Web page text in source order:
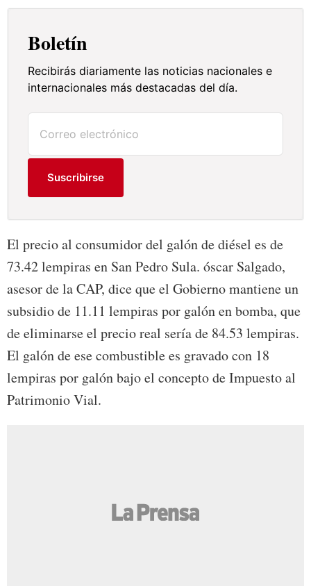
Boletín
Recibirás diariamente las noticias nacionales e
internacionales más destacadas del día.
Suscribirse
El precio al consumidor del galón de diésel es de
73.42 lempiras en San Pedro Sula. óscar Salgado,
asesor de la CAP, dice que el Gobierno mantiene un
subsidio de 11.11 lempiras por galón en bomba, que
de eliminarse el precio real sería de 84.53 lempiras.
El galón de ese combustible es gravado con 18
lempiras por galón bajo el concepto de Impuesto al
Patrimonio Vial.